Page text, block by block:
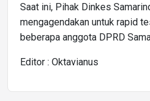
Saat ini, Pihak Dinkes
mengagendakan untuk rapid
beberapa anggota DPRD
Editor : Oktavianus